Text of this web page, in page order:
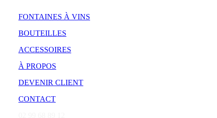
FONTAINES À VINS
BOUTEILLES
ACCESSOIRES
À PROPOS
DEVENIR CLIENT
CONTACT